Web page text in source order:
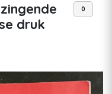
druk
0